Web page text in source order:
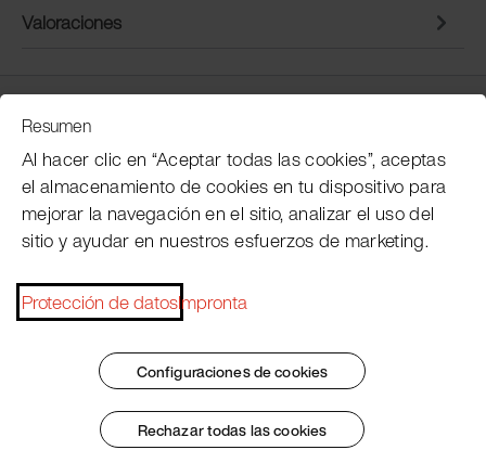
Valoraciones
Servicio de atención al cliente
Subscribe Pacojet Newsletter
Would you like to be regularly updated on news,
Pie de imprenta Condiciones generales Protección de datos
Resumen
Al hacer clic en “Aceptar todas las cookies”, aceptas
el almacenamiento de cookies en tu dispositivo para
mejorar la navegación en el sitio, analizar el uso del
sitio y ayudar en nuestros esfuerzos de marketing.
Protección de datosImpronta
Configuraciones de cookies
Rechazar todas las cookies